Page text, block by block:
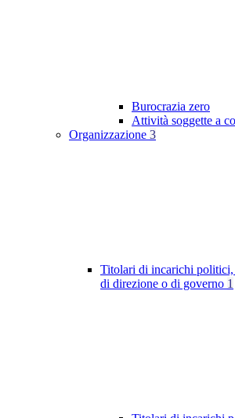
Burocrazia zero
Attività soggette a
Organizzazione 3
Titolari di incarichi politici,
di direzione o di governo 1